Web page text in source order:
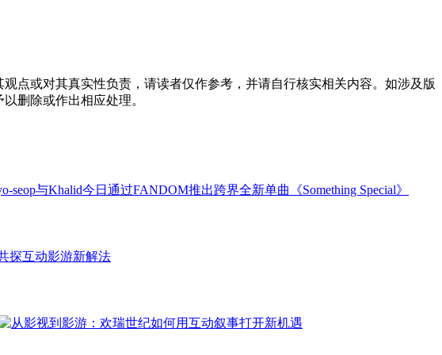
点或对其真实性负责，请读者仅作参考，并请自行核实相关内容。如涉及版
删除或作出相应处理。